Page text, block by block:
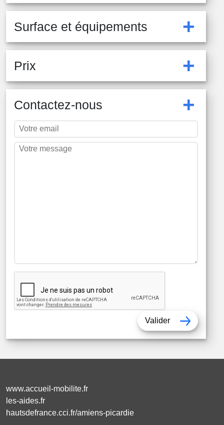
Surface et équipements +
Prix +
Contactez-nous +
Valider
www.accueil-mobilite.fr
les-aides.fr
hautsdefrance.cci.fr/amiens-picardie